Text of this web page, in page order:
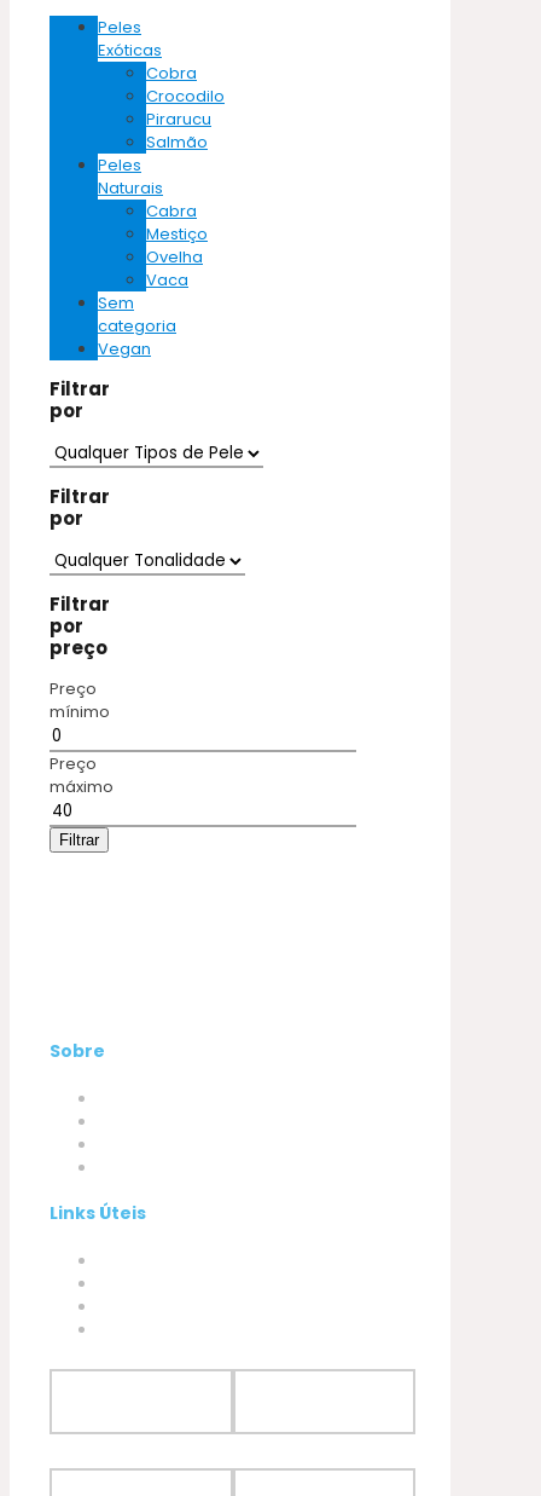
Peles
Exóticas
Cobra
Crocodilo
Pirarucu
Salmão
Peles
Naturais
Cabra
Mestiço
Ovelha
Vaca
Sem
categoria
Vegan
Filtrar
por
Filtrar
por
Filtrar
por
preço
Preço
mínimo
Preço
máximo
Filtrar
Sobre
Links Úteis